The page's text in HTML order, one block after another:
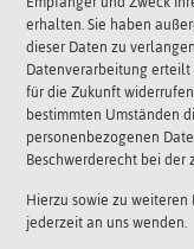
erhalten. Sie haben
dieser Daten zu
Datenverarbeitung
für die Zukunft
bestimmten Umständen
personenbezogenen
Beschwerderecht bei
Hierzu sowie zu
jederzeit an uns wenden.